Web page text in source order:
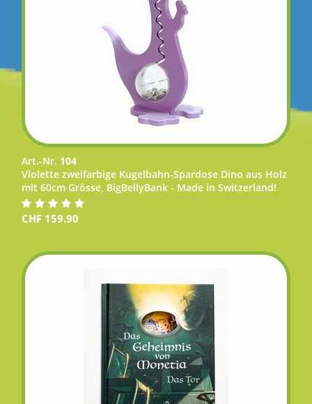
Art.-Nr. 104
Violette zweifarbige Kugelbahn-Spardose Dino aus Holz
mit 60cm Grösse, BigBellyBank - Made in Switzerland!
CHF 159.90